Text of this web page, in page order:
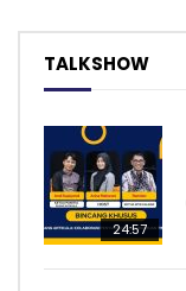
TALKSHOW
24:57